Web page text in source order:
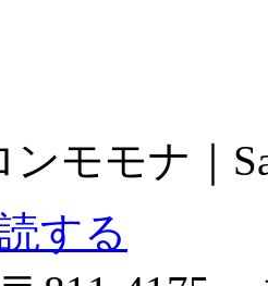
ンモモナ｜
する